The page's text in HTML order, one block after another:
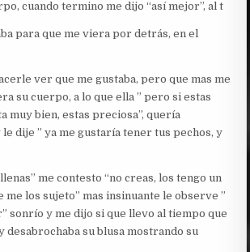
cuando termino me dijo “así mejor”, al t
para que me viera por detrás, en el
ver que me gustaba, pero que mas me
su cuerpo, a lo que ella ” pero si estas
muy bien, estas preciosa”, quería
dije ” ya me gustaría tener tus pechos, y
me contesto “no creas, los tengo un
me los sujeto” mas insinuante le observe ”
sonrío y me dijo si que llevo al tiempo que
desabrochaba su blusa mostrando su